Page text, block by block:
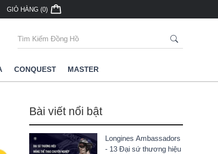
phối đồng hồ Longines chính hãng
Dẫn Cụ Thể
GIỎ HÀNG (0)
CONQUEST MASTER
Bài viết nổi bật
Longines Ambassadors
- 13 Đại sứ thương hiệu